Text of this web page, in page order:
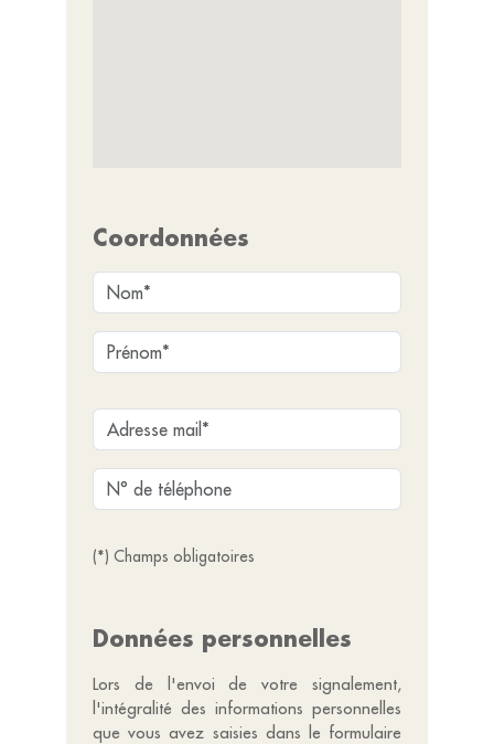
Coordonnées
(*) Champs obligatoires
Données personnelles
Lors de l'envoi de votre signalement,
l'intégralité des informations personnelles
que vous avez saisies dans le formulaire